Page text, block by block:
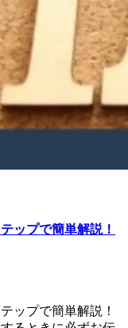
ップで簡単解説！
ップで簡単解説！